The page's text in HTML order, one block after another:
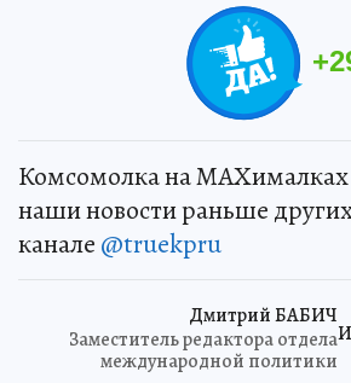
+
Комсомолка на MAXималках
наши новости раньше
канале @truekpru
Дмитрий БАБИЧ
Заместитель редактора отдела
международной политики